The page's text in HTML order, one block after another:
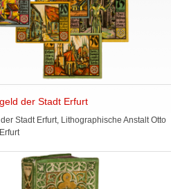
der Stadt Erfurt
Stadt Erfurt, Lithographische Anstalt Otto